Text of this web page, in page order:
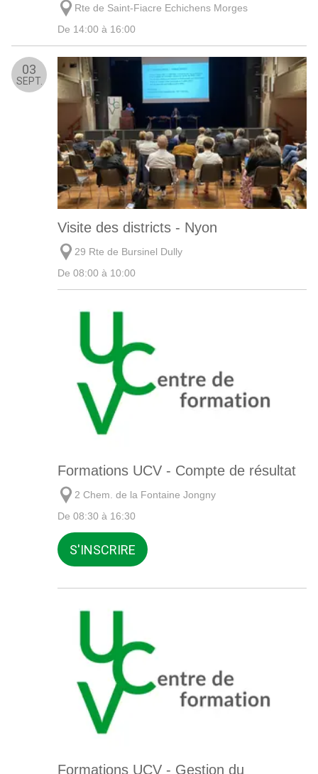
Rte de Saint-Fiacre Echichens Morges
De 14:00 à 16:00
03
SEPT.
Visite des districts - Nyon
29 Rte de Bursinel Dully
De 08:00 à 10:00
Formations UCV - Compte de résultat
2 Chem. de la Fontaine Jongny
De 08:30 à 16:30
S'INSCRIRE
Formations UCV - Gestion du